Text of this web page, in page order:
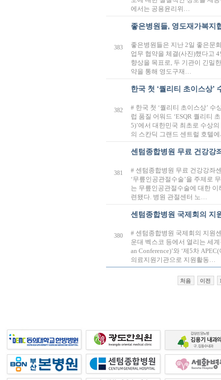
에서는 공용윤리위…
383
좋은병원들, 영도재가복지
좋은병원들은 지난 2일 좋은문
업무 협약을 체결(사진)했다고
향상을 목표로, 두 기관이 긴밀
약을 통해 영도구재…
382
한국 첫 ‘퀄리티 초이스상’
# 한국 첫 ‘퀄리티 초이스상’
럽 품질 어워드 ‘ESQR 퀄리티
5)’에서 대한민국 최초로 수상
의 스칸딕 그랜드 센트럴 호텔
381
센텀종합병원 무료 건강강
# 센텀종합병원 무료 건강강좌
‘무릎인공관절수술’을 주제로
는 무릎인공관절수술에 대한
련됐다. 병원 관절센터 노…
380
센텀종합병원 국제회의 지
# 센텀종합병원 국제회의 지원
운대 벡스코 등에서 열리는 세
an Conference)’와 ‘제5차
의료지원기관으로 지원활동…
처음 이전